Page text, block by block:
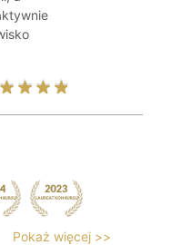
Pokaż więcej >>